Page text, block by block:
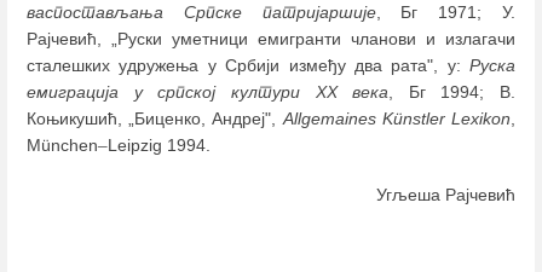
васпостављања Српске патријаршије, Бг 1971; У.
Рајчевић, „Руски уметници емигранти чланови и излагачи
сталешких удружења у Србији између два рата", у: Руска
емиграција у српској култури XX века , Бг 1994; В.
Коњикушић, „Биценко, Андреј", Allgemaines Künstler Lexikon
München–Leipzig 1994.
Угљеша Рајчевић